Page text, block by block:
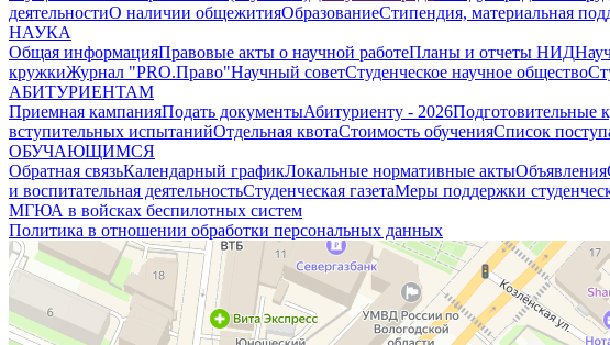
деятельностиО наличии общежитияОбразованиеСтипендия, материальная
НАУКА
Общая информацияПравовые акты о научной работеПланы и отчеты НИД
кружкиЖурнал "PRO.Право"Научный советСтуденческое научное общество
АБИТУРИЕНТАМ
Приемная кампанияПодать документыАбитуриенту - 2026Подготовительные
вступительных испытанийОтдельная квотаСтоимость обученияCписок
ОБУЧАЮЩИМСЯ
Обратная связьКалендарный графикЛокальные нормативные актыОбъявления
и воспитательная деятельностьСтуденческая газетаМеры поддержки
МГЮА в войсках беспилотных систем
Политика в отношении обработки персональных данных